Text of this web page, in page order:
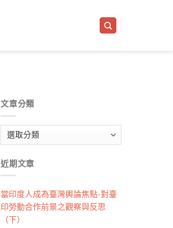
文章分類
類
近期文章
當印度人成為臺灣輿論焦點-對臺
印勞動合作前景之觀察與反思
（下）